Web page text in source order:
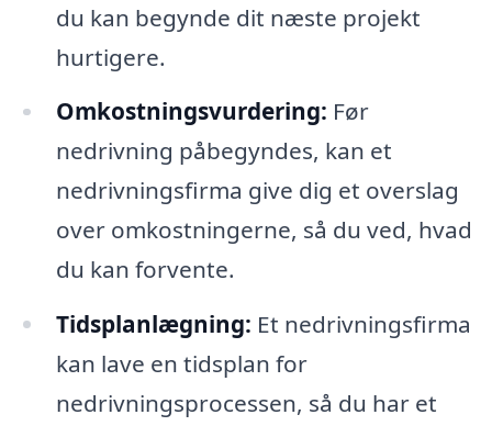
du kan begynde dit næste projekt
hurtigere.
Omkostningsvurdering: Før
nedrivning påbegyndes, kan et
nedrivningsfirma give dig et overslag
over omkostningerne, så du ved, hvad
du kan forvente.
Tidsplanlægning: Et nedrivningsfirma
kan lave en tidsplan for
nedrivningsprocessen, så du har et